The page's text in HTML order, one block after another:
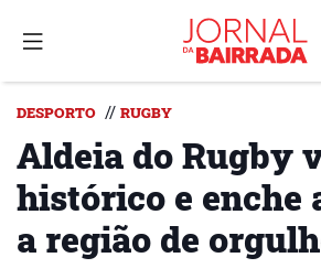
DESPORTO // RUGBY
Aldeia do Rugby
histórico e enche
a região de